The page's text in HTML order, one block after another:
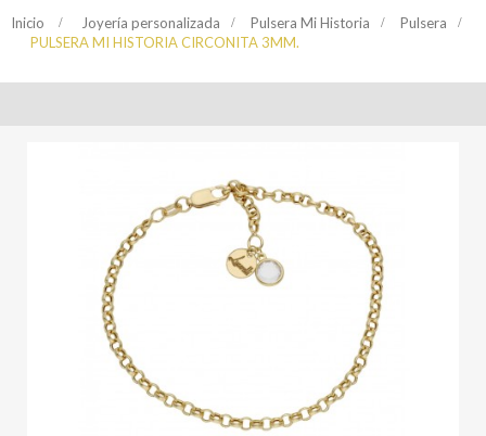
Inicio > Joyería personalizada > Pulsera Mi Historia >
Pulsera
PULSERA MI HISTORIA CIRCONITA 3MM.